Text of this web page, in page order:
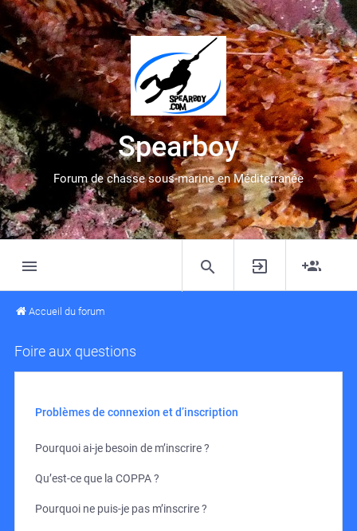
Spearboy
Forum de chasse sous-marine en Méditerranée
Accueil du forum
Foire aux questions
Problèmes de connexion et d’inscription
Pourquoi ai-je besoin de m’inscrire ?
Qu’est-ce que la COPPA ?
Pourquoi ne puis-je pas m’inscrire ?